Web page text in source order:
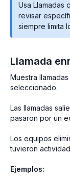
Usa Llamadas
revisar
siempre limita
Llamada
Muestra
seleccionado.
Las llamadas
pasaron por un
Los equipos
tuvieron
Ejemplos: